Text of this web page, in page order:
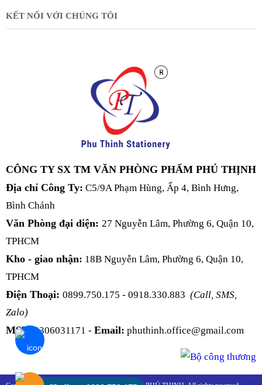
KẾT NỐI VỚI CHÚNG TÔI
CÔNG TY SX TM VĂN PHÒNG PHẨM PHÚ THỊNH
Địa chỉ Công Ty: C5/9A Phạm Hùng, Ấp 4, Bình Hưng,
Bình Chánh
Văn Phòng đại diện: 27 Nguyễn Lâm, Phường 6, Quận 10,
TPHCM
Kho - giao nhận: 18B Nguyễn Lâm, Phường 6, Quận 10,
TPHCM
Điện Thoại: 0899.750.175 - 0918.330.883 (Call, SMS,
Zalo)
MST: 0306031171 - Email: phuthinh.office@gmail.com